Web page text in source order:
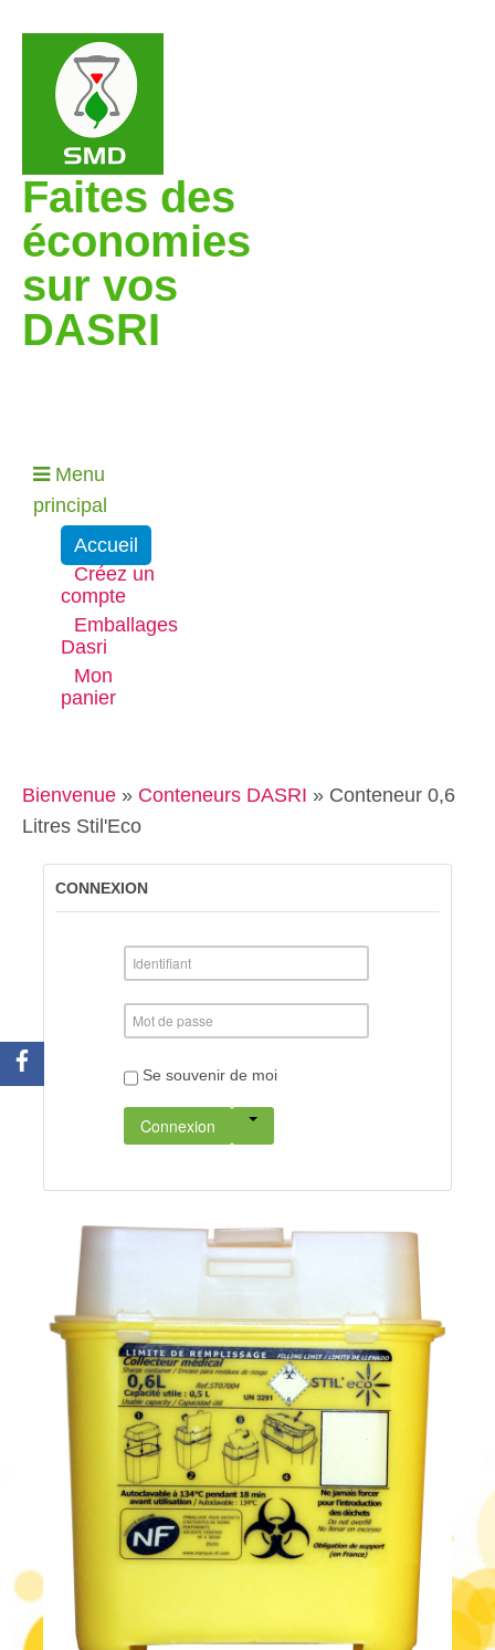
Faites des
économies
sur vos
DASRI
Menu
principal
Accueil
Créez un
compte
Emballages
Dasri
Mon
panier
Bienvenue » Conteneurs DASRI » Conteneur 0,6
Litres Stil'Eco
CONNEXION
Se souvenir de moi
Connexion